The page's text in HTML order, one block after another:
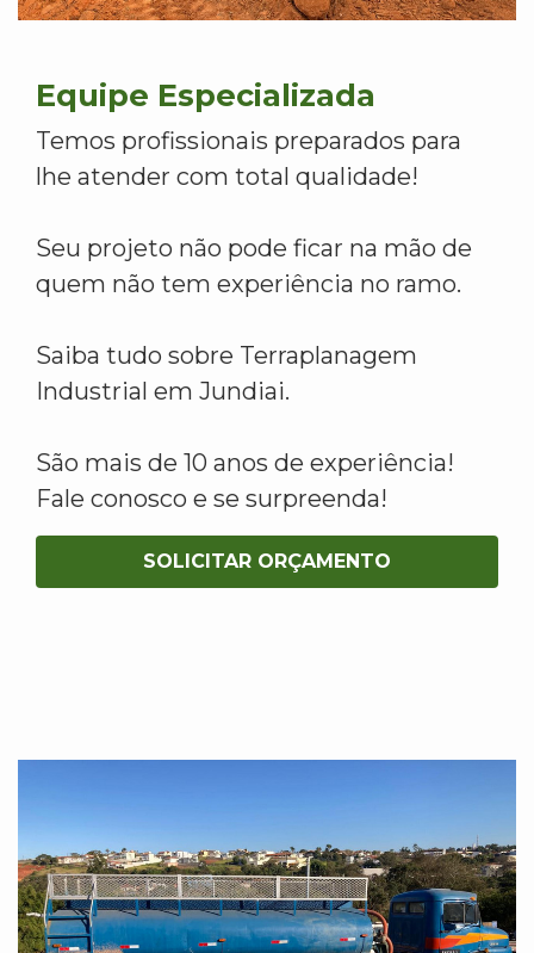
Equipe Especializada
Temos profissionais preparados para
lhe atender com total qualidade!
Seu projeto não pode ficar na mão de
quem não tem experiência no ramo.
Saiba tudo sobre Terraplanagem
Industrial em Jundiai.
São mais de 10 anos de experiência!
Fale conosco e se surpreenda!
SOLICITAR ORÇAMENTO